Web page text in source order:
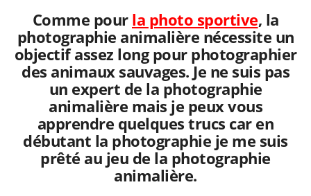
Comme pour la photo sportive, la
photographie animalière nécessite un
objectif assez long pour photographier
des animaux sauvages. Je ne suis pas
un expert de la photographie
animalière mais je peux vous
apprendre quelques trucs car en
débutant la photographie je me suis
prêté au jeu de la photographie
animalière.